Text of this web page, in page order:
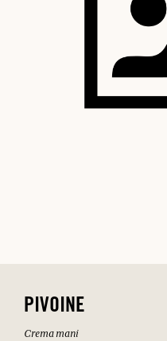
PIVOINE
Crema mani